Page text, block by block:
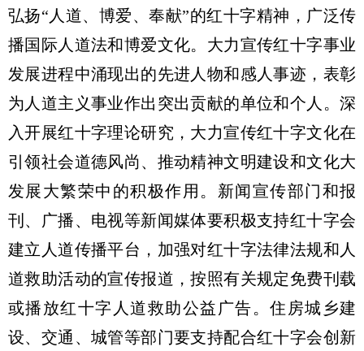
弘扬“人道、博爱、奉献”的红十字精神，广泛传
播国际人道法和博爱文化。大力宣传红十字事业
发展进程中涌现出的先进人物和感人事迹，表彰
为人道主义事业作出突出贡献的单位和个人。深
入开展红十字理论研究，大力宣传红十字文化在
引领社会道德风尚、推动精神文明建设和文化大
发展大繁荣中的积极作用。新闻宣传部门和报
刊、广播、电视等新闻媒体要积极支持红十字会
建立人道传播平台，加强对红十字法律法规和人
道救助活动的宣传报道，按照有关规定免费刊载
或播放红十字人道救助公益广告。住房城乡建
设、交通、城管等部门要支持配合红十字会创新